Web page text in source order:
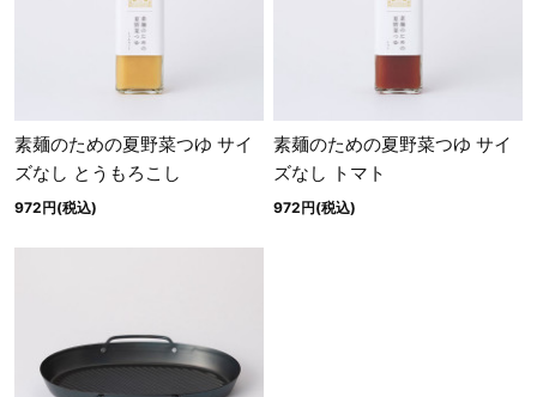
素麺のための夏野菜つゆ サイ
ズなし とうもろこし
972円(税込)
素麺のための夏野菜つゆ サイ
ズなし トマト
972円(税込)